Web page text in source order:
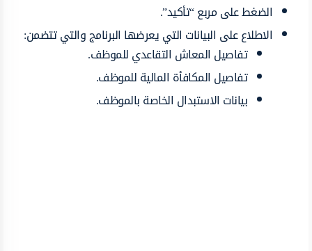
الضغط على مربع “تأكيد”.
الاطلاع على البيانات التي يعرضها البرنامج والتي تتضمن:
تفاصيل المعاش التقاعدي للموظف.
تفاصيل المكافأة المالية للموظف.
بيانات الاستبدال الخاصة بالموظف.